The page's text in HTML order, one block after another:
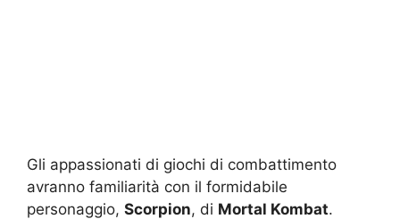
Gli appassionati di giochi di combattimento
avranno familiarità con il formidabile
personaggio, Scorpion, di Mortal Kombat.